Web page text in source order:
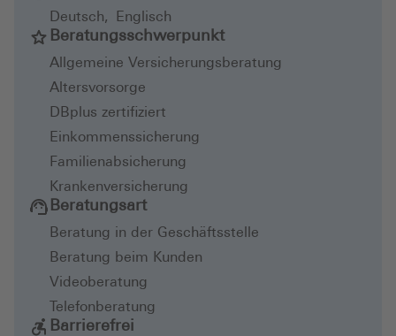
Deutsch, Englisch
Beratungsschwerpunkt
Allgemeine Versicherungsberatung
Altersvorsorge
DBplus zertifiziert
Einkommenssicherung
Familienabsicherung
Krankenversicherung
Beratungsart
Beratung in der Geschäftsstelle
Beratung beim Kunden
Videoberatung
Telefonberatung
Barrierefrei